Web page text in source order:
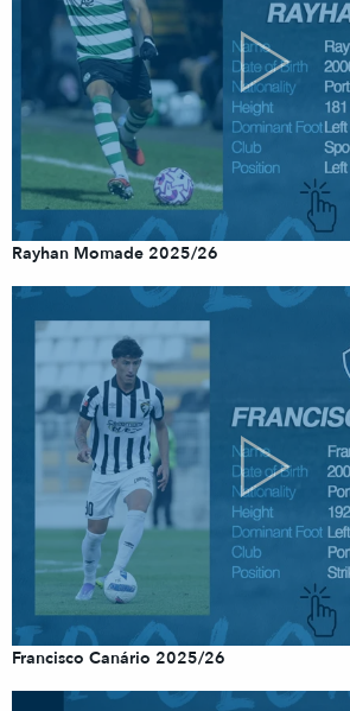
Rayhan Momade 2025/26
Francisco Canário 2025/26